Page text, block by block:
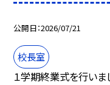
公開日 2026/07/21
校長室
１学期終業式を行いま